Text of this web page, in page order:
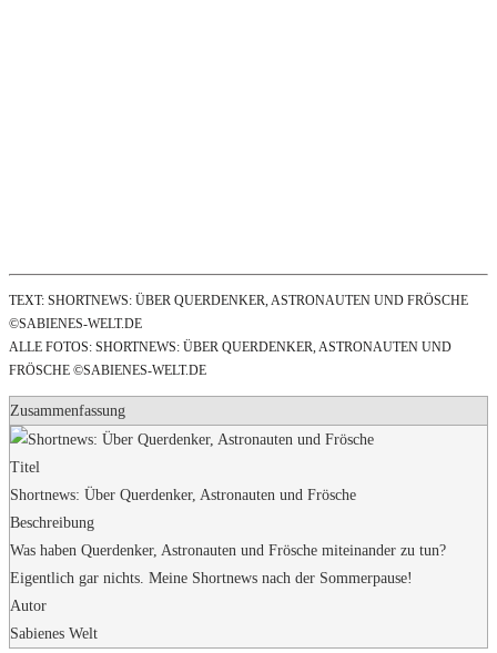
TEXT: SHORTNEWS: ÜBER QUERDENKER, ASTRONAUTEN UND FRÖSCHE
©SABIENES-WELT.DE
ALLE FOTOS: SHORTNEWS: ÜBER QUERDENKER, ASTRONAUTEN UND
FRÖSCHE ©SABIENES-WELT.DE
Zusammenfassung
Titel
Shortnews: Über Querdenker, Astronauten und Frösche
Beschreibung
Was haben Querdenker, Astronauten und Frösche miteinander zu tun?
Eigentlich gar nichts. Meine Shortnews nach der Sommerpause!
Autor
Sabienes Welt